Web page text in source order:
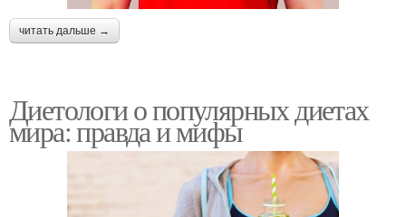
читать дальше →
Диетологи о популярных диетах
мира: правда и мифы